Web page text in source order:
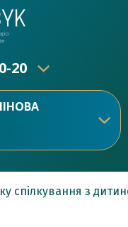
20
20
спілкування з